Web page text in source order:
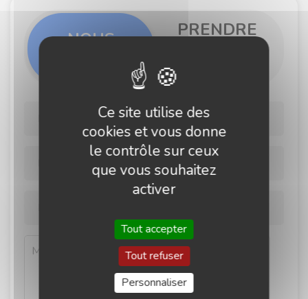
Ce site utilise des
cookies et vous donne
le contrôle sur ceux
que vous souhaitez
activer
Tout accepter
Tout refuser
Personnaliser
NOUS
CONTACTER
PRENDRE